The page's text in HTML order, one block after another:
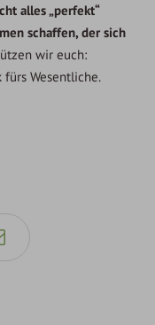
alles „perfekt“
schaffen, der sich
wir euch:
Wesentliche.